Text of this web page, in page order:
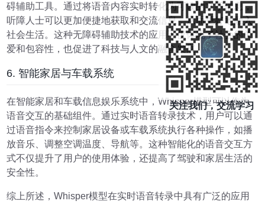
碍辅助工具。通过将语音内容实时转化为可读的文字信息，
听障人士可以更加便捷地获取和交流信息，从而更好地融入
社会生活。这种无障碍辅助技术的应用不仅体现了社会的关
爱和包容性，也促进了科技与人文的融合发展。
6. 智能家居与车载系统
在智能家居和车载信息娱乐系统中，Whisper模型可以作为
语音交互的基础组件。通过实时语音转录技术，用户可以通
过语音指令来控制家居设备或车载系统执行各种操作，如播
放音乐、调整空调温度、导航等。这种智能化的语音交互方
式不仅提升了用户的使用体验，还提高了驾驶和家居生活的
安全性。
综上所述，Whisper模型在实时语音转录中具有广泛的应用
关注我们，交流学习